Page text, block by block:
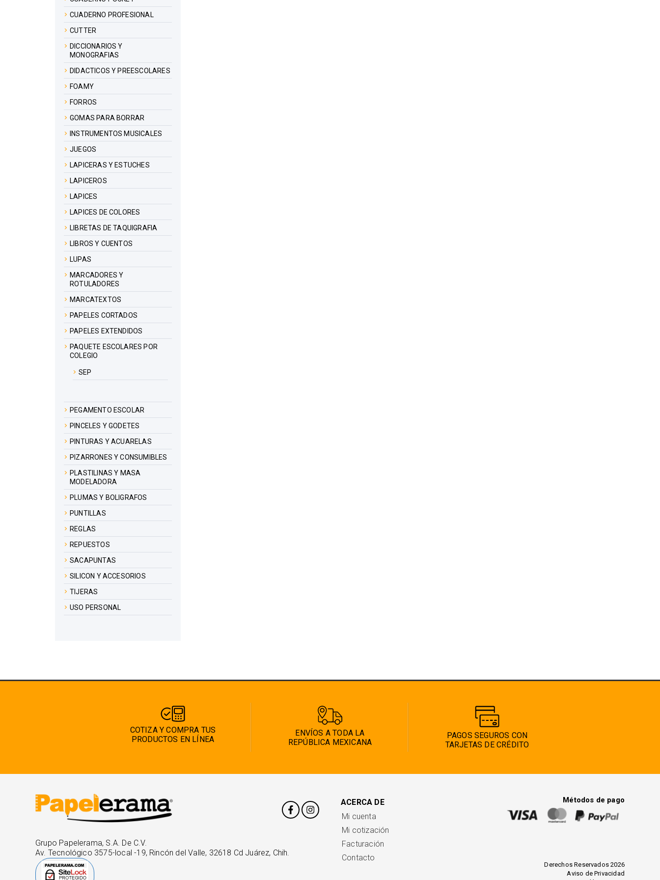
CUADERNO PROFESIONAL
CUTTER
DICCIONARIOS Y
MONOGRAFIAS
DIDACTICOS Y PREESCOLARES
FOAMY
FORROS
GOMAS PARA BORRAR
INSTRUMENTOS MUSICALES
JUEGOS
LAPICERAS Y ESTUCHES
LAPICEROS
LAPICES
LAPICES DE COLORES
LIBRETAS DE TAQUIGRAFIA
LIBROS Y CUENTOS
LUPAS
MARCADORES Y
ROTULADORES
MARCATEXTOS
PAPELES CORTADOS
PAPELES EXTENDIDOS
PAQUETE ESCOLARES POR
COLEGIO
SEP
PEGAMENTO ESCOLAR
PINCELES Y GODETES
PINTURAS Y ACUARELAS
PIZARRONES Y CONSUMIBLES
PLASTILINAS Y MASA
MODELADORA
PLUMAS Y BOLIGRAFOS
PUNTILLAS
REGLAS
REPUESTOS
SACAPUNTAS
SILICON Y ACCESORIOS
TIJERAS
USO PERSONAL
COTIZA Y COMPRA TUS
PRODUCTOS EN LÍNEA
ENVÍOS A TODA LA
REPÚBLICA MEXICANA
PAGOS SEGUROS CON
TARJETAS DE CRÉDITO
Grupo Papelerama, S.A. De C.V.
Av. Tecnológico 3575-local -19, Rincón del Valle, 32618 Cd Juárez, Chih.
ACERCA DE
Mi cuenta
Mi cotización
Facturación
Contacto
Métodos de pago
Derechos Reservados 2026
Aviso de Privacidad